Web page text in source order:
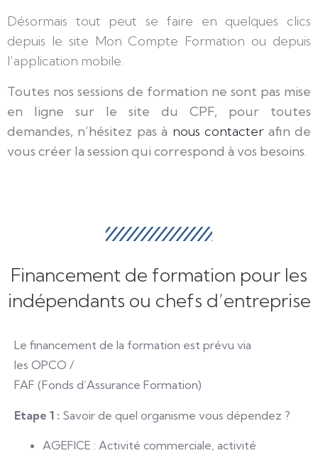
Désormais tout peut se faire en quelques clics
depuis le site Mon Compte Formation ou depuis
l’application mobile.
Toutes nos sessions de formation ne sont pas mise
en ligne sur le site du CPF, pour toutes
demandes, n’hésitez pas à nous contacterafin de
vous créer la session qui correspond à vos besoins.
Financement de formation pour les
indépendants ou chefs d’entreprise
Le financement de la formation est prévu via
les OPCO /
FAF (Fonds d’Assurance Formation)
Etape 1 : Savoir de quel organisme vous dépendez ?
AGEFICE : Activité commerciale, activité